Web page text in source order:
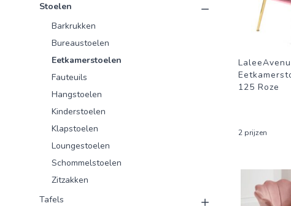
Stoelen
Barkrukken
Bureaustoelen
Eetkamerstoelen
Fauteuils
Hangstoelen
Kinderstoelen
Klapstoelen
Loungestoelen
Schommelstoelen
Zitzakken
Tafels
125 Roze
2 prijzen